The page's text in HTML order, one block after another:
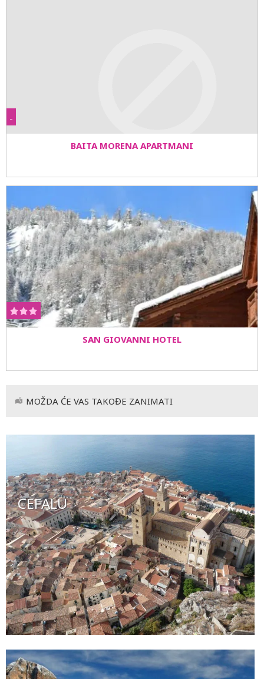
-
BAITA MORENA APARTMANI
SAN GIOVANNI HOTEL
MOŽDA ĆE VAS TAKOĐE ZANIMATI
CEFALU